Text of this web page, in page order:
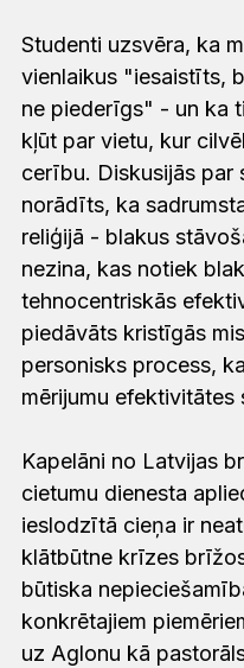
Studenti uzsvēra, ka
vienlaikus "iesaistīts,
ne piederīgs" - un ka
kļūt par vietu, kur
cerību. Diskusijās par
norādīts, ka
reliģijā - blakus
nezina, kas notiek
tehnocentriskās
piedāvāts kristīgās
personisks process,
mērijumu efektivitātes
Kapelāni no Latvijas
cietumu dienesta
ieslodzītā cieņa ir
klātbūtne krīzes
būtiska
konkrētajiem
uz Aglonu kā